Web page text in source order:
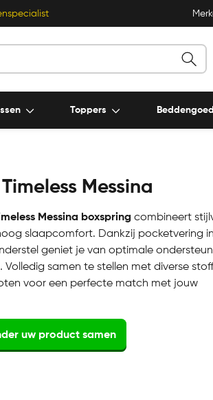
Toppers Beddengoed
Messina
Messina boxspring combineert
slaapcomfort. Dankzij pocketvering
geniet je van optimale
Volledig samen te stellen met diverse
voor een perfecte match met jouw
uw product samen